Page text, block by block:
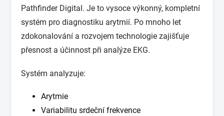
Pathfinder Digital. Je to vysoce výkonný, kompletní
systém pro diagnostiku arytmií. Po mnoho let
zdokonalování a rozvojem technologie zajišťuje
přesnost a účinnost při analýze EKG.
Systém analyzuje:
Arytmie
Variabilitu srdeční frekvence